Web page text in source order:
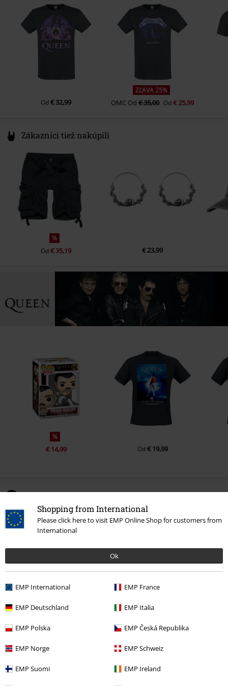
Shopping from International
Please click here to visit EMP Online Shop for customers from
International
Ok
EMP International EMP France
EMP Deutschland EMP Italia
EMP Polska EMP Česká Republika
EMP Norge EMP Schweiz
EMP Suomi EMP Ireland
charcoal
Lightweight
Netherlands
compliance@24hour-ar.com
Od € 32,99
ZĽAVA 25%
OMC Od€ 35,00 Od€ 25,99
Zákazníci tiež nakúpili
%
Od € 35,19 € 23,99
%
€ 14,99 Od€ 19,99
0 Hodnotení
Podeľte sa o váš názor "Amplified Collection - Royal
Naposledy navštívené